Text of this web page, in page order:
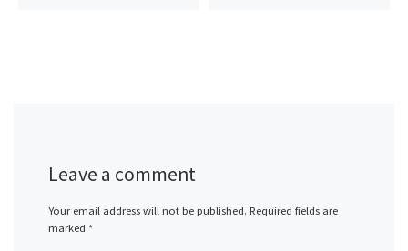
Leave a comment
Your email address will not be published. Required fields are
marked *